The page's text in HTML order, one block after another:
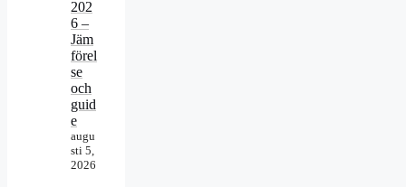
202
6 –
Jäm
förel
se
och
guid
e
augu
sti 5,
2026